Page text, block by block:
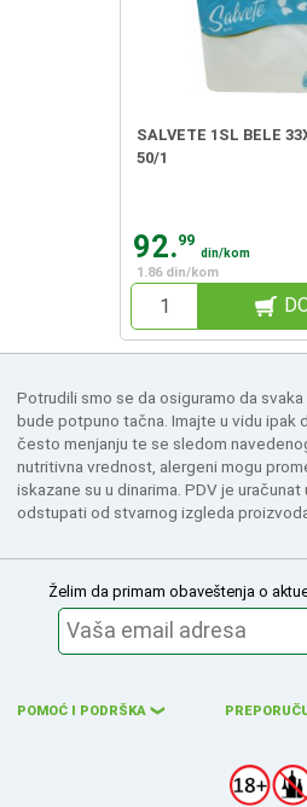
SALVETE 1SL BELE
50/1
92.99
din/kom
1.86 din/kom
Potrudili smo se da osiguramo da
bude potpuno tačna. Imajte u vidu ipak
često menjanju te se sledom
nutritivna vrednost, alergeni mogu
iskazane su u dinarima. PDV je
odstupati od stvarnog izgleda
Želim da primam obaveštenja o
POMOĆ I PODRŠKA ❮